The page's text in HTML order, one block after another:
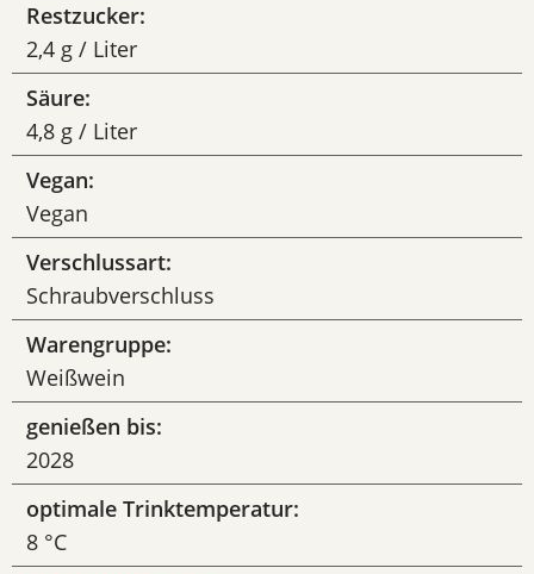
Restzucker:
2,4 g / Liter
Säure:
4,8 g / Liter
Vegan:
Vegan
Verschlussart:
Schraubverschluss
Warengruppe:
Weißwein
genießen bis:
2028
optimale Trinktemperatur:
8 °C